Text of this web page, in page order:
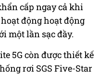
cấp ngay cả khi
động hoạt động
một lần sạc đầy.
5G còn được thiết kế
rơi SGS Five-Star